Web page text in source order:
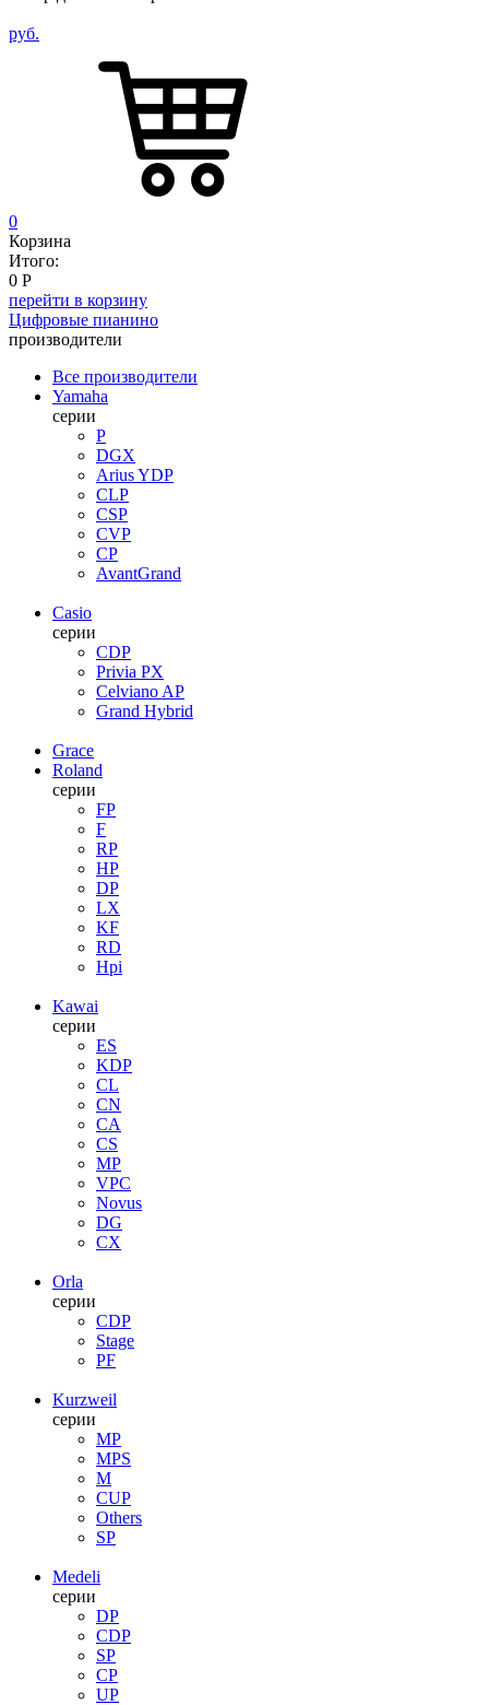
руб.
0
Корзина
Итого:
0 Р
перейти в корзину
Цифровые пианино
производители
Все производители
Yamaha
серии
P
DGX
Arius YDP
CLP
CSP
CVP
CP
AvantGrand
Casio
серии
CDP
Privia PX
Celviano AP
Grand Hybrid
Grace
Roland
серии
FP
F
RP
HP
DP
LX
KF
RD
Hpi
Kawai
серии
ES
KDP
CL
CN
CA
CS
MP
VPC
Novus
DG
CX
Orla
серии
CDP
Stage
PF
Kurzweil
серии
MP
MPS
M
CUP
Others
SP
Medeli
серии
DP
CDP
SP
CP
UP